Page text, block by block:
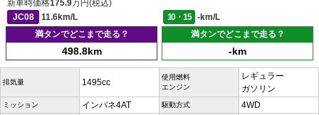
新車時価格175.9万円(税込)
JC08
11.6km/L 10・15
-km/L
満タンでどこまで走る？
498.8km
満タンでどこまで走る？
-km
排気量 1495cc
使用燃料
エンジン
レギュラー
ガソリン
ミッション インパネ4AT 駆動方式 4WD